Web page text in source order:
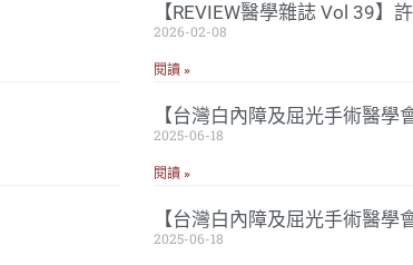
【REVIEW醫學雜誌 Vol 39】
2026-02-08
閱讀 »
【台灣白內障及屈光手術醫
2025-06-18
閱讀 »
【台灣白內障及屈光手術醫
2025-06-18